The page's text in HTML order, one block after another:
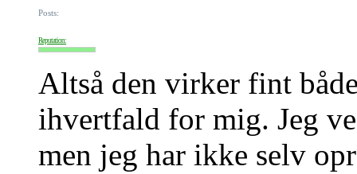
Posts:
Reputation:
Altså den virker fint
ihvertfald for mig. Jeg
men jeg har ikke selv